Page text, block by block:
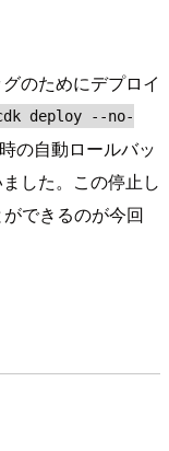
のためにデプロイ
deploy --no-
の自動ロールバッ
した。この停止し
できるのが今回